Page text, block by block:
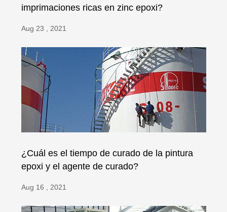
imprimaciones ricas en zinc epoxi?
Aug 23 , 2021
¿Cuál es el tiempo de curado de la pintura
epoxi y el agente de curado?
Aug 16 , 2021